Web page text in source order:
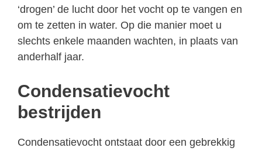
‘drogen’ de lucht door het vocht op te vangen en
om te zetten in water. Op die manier moet u
slechts enkele maanden wachten, in plaats van
anderhalf jaar.
Condensatievocht
bestrijden
Condensatievocht ontstaat door een gebrekkig